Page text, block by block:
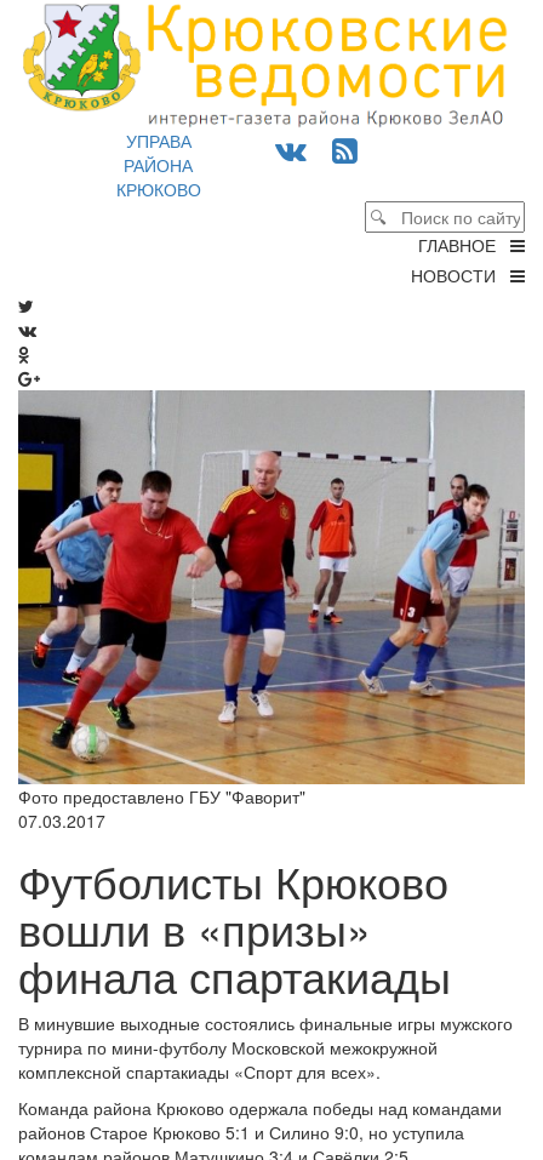
УПРАВА
РАЙОНА
КРЮКОВО
ГЛАВНОЕ
НОВОСТИ
Фото предоставлено ГБУ "Фаворит"
07.03.2017
Футболисты Крюково
вошли в «призы»
финала спартакиады
В минувшие выходные состоялись финальные игры мужского
турнира по мини-футболу Московской межокружной
комплексной спартакиады «Спорт для всех».
Команда района Крюково одержала победы над командами
районов Старое Крюково 5:1 и Силино 9:0, но уступила